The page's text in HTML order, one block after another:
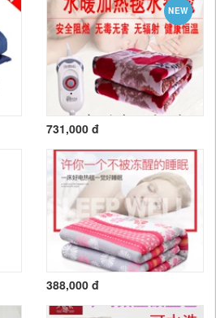
NEW
731,000 đ
388,000 đ